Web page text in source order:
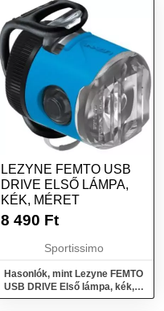
LEZYNE FEMTO USB
DRIVE ELSŐ LÁMPA,
KÉK, MÉRET
8 490 Ft
Sportissimo
Hasonlók, mint Lezyne FEMTO
USB DRIVE Első lámpa, kék,
méret